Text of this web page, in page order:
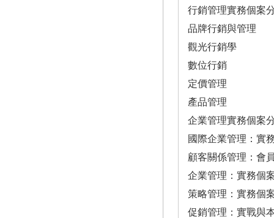
行銷管理實務個案
品牌行銷與管理
觀光行銷學
數位行銷
定價管理
產品管理
企業管理實務個案
國際企業管理：實
顧客關係管理：會
企業管理：實務個
策略管理：實務個
促銷管理：實戰與